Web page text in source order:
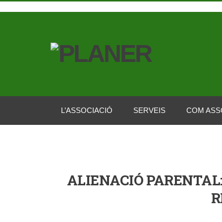
L’ASSOCIACIÓ SERVEIS COM
ALIENACIÓ